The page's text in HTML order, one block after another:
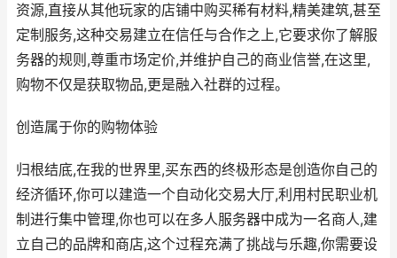
资源,直接从其他玩家的店铺中购买稀有材料,精美建筑,甚至
定制服务,这种交易建立在信任与合作之上,它要求你了解服
务器的规则,尊重市场定价,并维护自己的商业信誉,在这里,
购物不仅是获取物品,更是融入社群的过程。
创造属于你的购物体验
归根结底,在我的世界里,买东西的终极形态是创造你自己的
经济循环,你可以建造一个自动化交易大厅,利用村民职业机
制进行集中管理,你也可以在多人服务器中成为一名商人,建
立自己的品牌和商店,这个过程充满了挑战与乐趣,你需要设